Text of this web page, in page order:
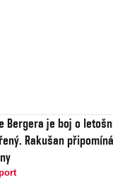
Bergera je boj o
Rakušan